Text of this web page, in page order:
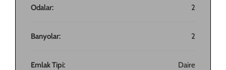
Odalar: 2
Banyolar: 2
Emlak Tipi: Daire